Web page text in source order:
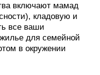
включают мамад
кладовую и
все ваши
для семейной
в окружении